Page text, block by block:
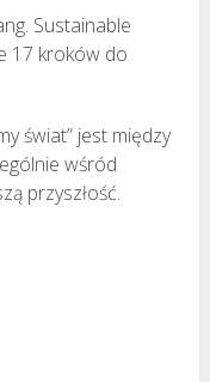
Sustainable
17 kroków do
świat” jest między
wśród
przyszłość.